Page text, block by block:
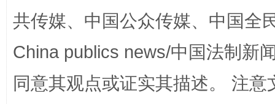
共传媒、中国公众传媒、中国全
China publics news/中国法制新
同意其观点或证实其描述。 注